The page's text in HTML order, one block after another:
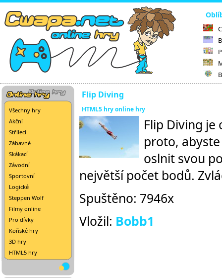
Všechny hry
Akční
Střílecí
Zábavné
Skákací
Závodní
Sportovní
Logické
Steppen Wolf
Filmy online
Pro dívky
Koňské hry
3D hry
HTML5 hry
Flip Diving
HTML5 hry online hry
Flip Diving
proto,
oslnit svou
největší počet bodů.
Spuštěno: 7946x
Vložil: Bobb1